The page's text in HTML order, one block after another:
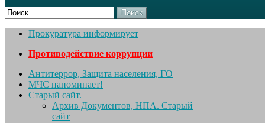
Поиск
Прокуратура информирует
Противодействие коррупции
Антитеррор, Защита населения, ГО
МЧС напоминает!
Старый сайт.
Архив Документов, НПА. Старый
сайт